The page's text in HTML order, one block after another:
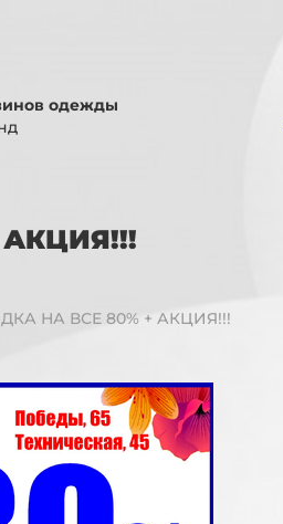
одежды
АКЦИЯ!!!
НА ВСЕ 80% + АКЦИЯ!!!